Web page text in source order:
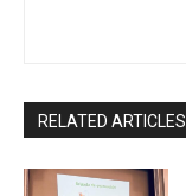
RELATED ARTICLES